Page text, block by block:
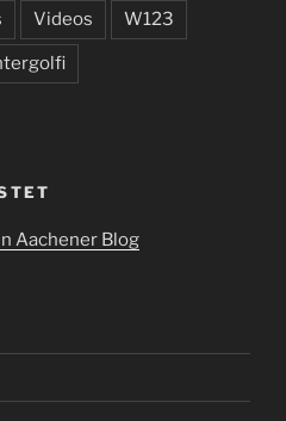
Videos W123